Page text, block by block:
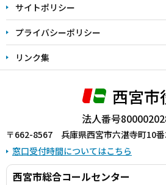
サイトポリシー
プライバシーポリシー
リンク集
西宮市
法人番号
〒662-8567 兵庫県西宮市六湛寺町10番
窓口受付時間についてはこちら
西宮市総合コールセンター